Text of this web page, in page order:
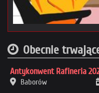
Obecnie
Antykonwent Rafineria
Baborów